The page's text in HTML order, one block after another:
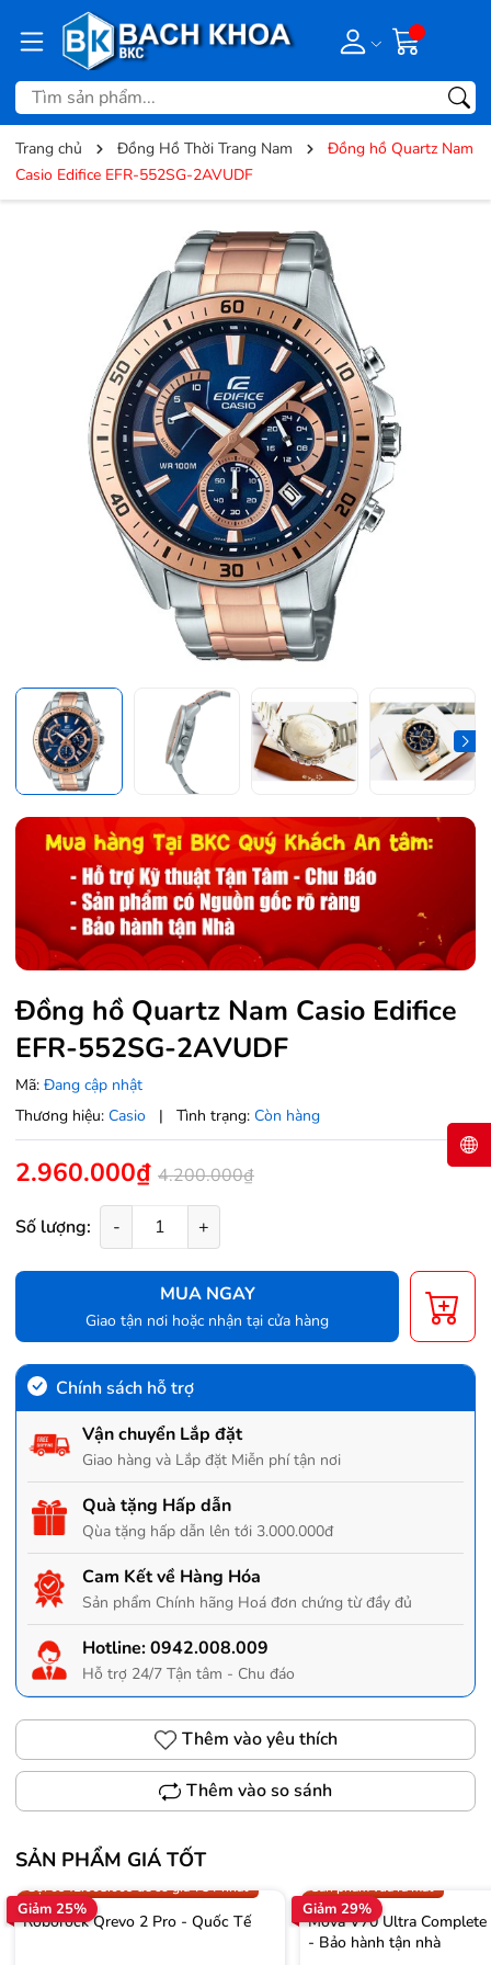
Trang chủ Đồng Hồ Thời Trang Nam
Đồng hồ Quartz Nam
Casio Edifice EFR-552SG-2AVUDF
Đồng hồ Quartz Nam Casio Edifice
EFR-552SG-2AVUDF
Mã: Đang cập nhật
Thương hiệu: Casio | Tình trạng: Còn hàng
2.960.000₫ 4.200.000₫
Số lượng: - +
MUA NGAY
Giao tận nơi hoặc nhận tại cửa hàng
Chính sách hỗ trợ
Vận chuyển Lắp đặt
Giao hàng và Lắp đặt Miễn phí tận nơi
Quà tặng Hấp dẫn
Qùa tặng hấp dẫn lên tới 3.000.000đ
Cam Kết về Hàng Hóa
Sản phẩm Chính hãng Hoá đơn chứng từ đầy đủ
Hotline:0942.008.009
Hỗ trợ 24/7 Tận tâm - Chu đáo
Thêm vào yêu thích
Thêm vào so sánh
SẢN PHẨM GIÁ TỐT
Giảm 25%
Trợ giá 300.000đ
Gọi 0942.008.009 để có giá TỐT nhất
Roborock Qrevo 2 Pro - Quốc Tế
Giảm 29%
Sản phẩm vừa ra mắt
Mova V70 Ultra
- Bảo hành tận nhà